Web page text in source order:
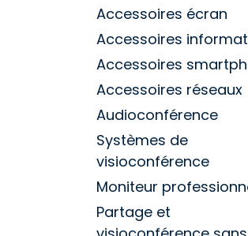
Accessoires écran
Accessoires
Accessoires
Accessoires réseaux
Audioconférence
Systèmes de
visioconférence
Moniteur
Partage et